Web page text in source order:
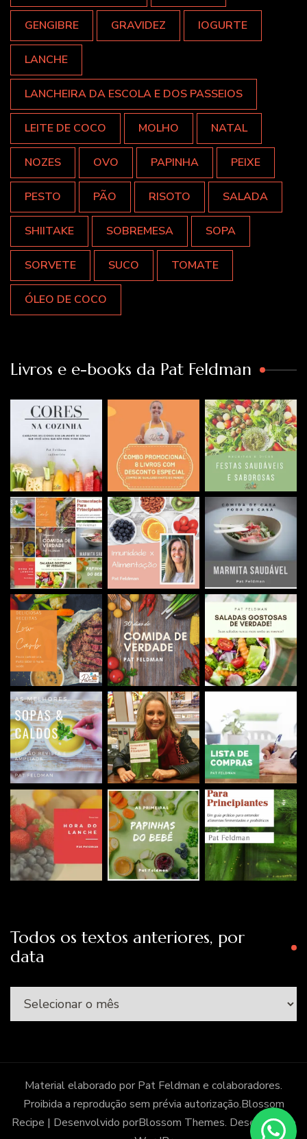
GENGIBRE GRAVIDEZ IOGURTE
LANCHE
LANCHEIRA DA ESCOLA E DOS PASSEIOS
LEITE DE COCO MOLHO NATAL
NOZES OVO PAPINHA PEIXE
PESTO PÃO RISOTO SALADA
SHIITAKE SOBREMESA SOPA
SORVETE SUCO TOMATE
ÓLEO DE COCO
Livros e e-books da Pat Feldman
Todos os textos anteriores, por
data
Todos
por
data
Material elaborado por Pat Feldman e colaboradores.
Proibida a reprodução sem prévia autorização.Blossom
Recipe | Desenvolvido porBlossom Themes. Desenvolvido